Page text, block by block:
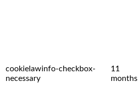
cookielawinfo-checkbox-
necessary
11
months